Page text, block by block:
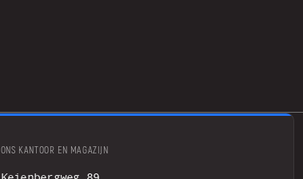
ONS KANTOOR EN MAGAZIJN